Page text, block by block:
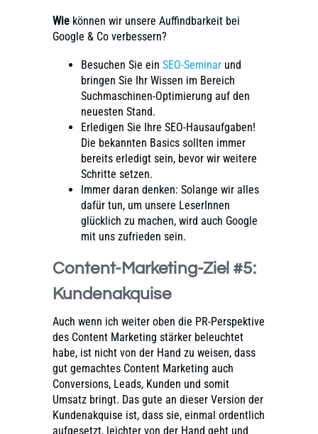
Wie können wir unsere Auffindbarkeit bei
Google & Co verbessern?
Besuchen Sie ein SEO-Seminar und
bringen Sie Ihr Wissen im Bereich
Suchmaschinen-Optimierung auf den
neuesten Stand.
Erledigen Sie Ihre SEO-Hausaufgaben!
Die bekannten Basics sollten immer
bereits erledigt sein, bevor wir weitere
Schritte setzen.
Immer daran denken: Solange wir alles
dafür tun, um unsere LeserInnen
glücklich zu machen, wird auch Google
mit uns zufrieden sein.
Content-Marketing-Ziel #5:
Kundenakquise
Auch wenn ich weiter oben die PR-Perspektive
des Content Marketing stärker beleuchtet
habe, ist nicht von der Hand zu weisen, dass
gut gemachtes Content Marketing auch
Conversions, Leads, Kunden und somit
Umsatz bringt. Das gute an dieser Version der
Kundenakquise ist, dass sie, einmal ordentlich
aufgesetzt, leichter von der Hand geht und